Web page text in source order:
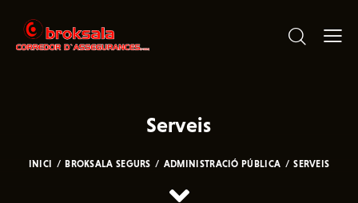
Serveis
INICI BROKSALA SEGURS ADMINISTRACIÓ PÚBLICA SERVEIS